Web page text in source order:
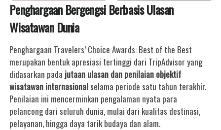
Penghargaan Bergengsi Berbasis Ulasan
Wisatawan Dunia
Penghargaan Travelers’ Choice Awards: Best of the Best
merupakan bentuk apresiasi tertinggi dari TripAdvisor yang
didasarkan pada jutaan ulasan dan penilaian objektif
wisatawan internasional selama periode satu tahun terakhir.
Penilaian ini mencerminkan pengalaman nyata para
pelancong dari seluruh dunia, mulai dari kualitas destinasi,
pelayanan, hingga daya tarik budaya dan alam.